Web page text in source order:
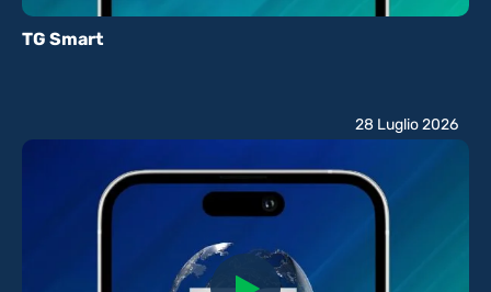
TG Smart
28 Luglio 2026